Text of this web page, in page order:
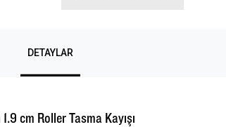
DETAYLAR
cm Roller Tasma Kayışı